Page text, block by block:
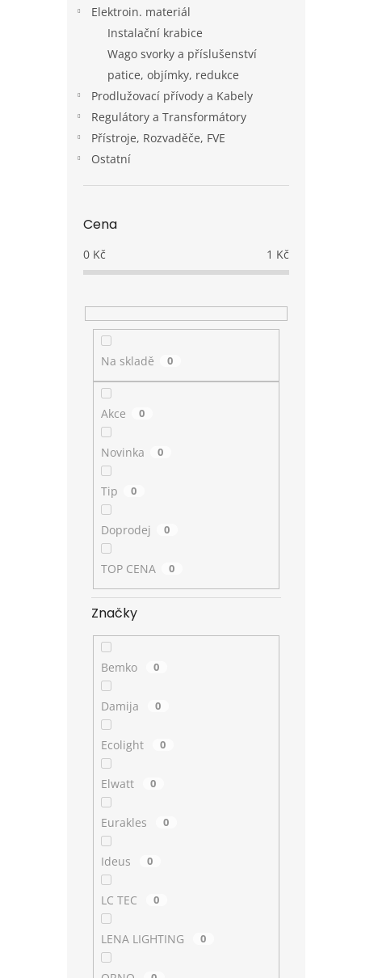
Elektroin. materiál
Instalační krabice
Wago svorky a příslušenství
patice, objímky, redukce
Prodlužovací přívody a Kabely
Regulátory a Transformátory
Přístroje, Rozvaděče, FVE
Ostatní
Cena
0 Kč 1 Kč
Na skladě 0
Akce 0
Novinka 0
Tip 0
Doprodej 0
TOP CENA 0
Značky
Bemko 0
Damija 0
Ecolight 0
Elwatt 0
Eurakles 0
Ideus 0
LC TEC 0
LENA LIGHTING 0